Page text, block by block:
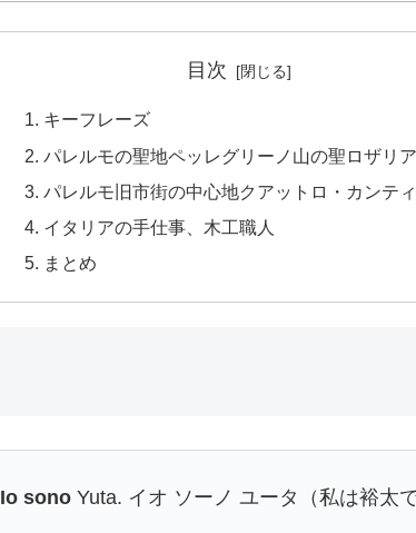
目次
キーフレーズ
パレルモの聖地ペッレグリーノ山の聖ロザリ
パレルモ旧市街の中心地クアットロ・カンティ
イタリアの手仕事、木工職人
まとめ
Io sonoYuta. イオ ソーノ ユータ（私は裕太で